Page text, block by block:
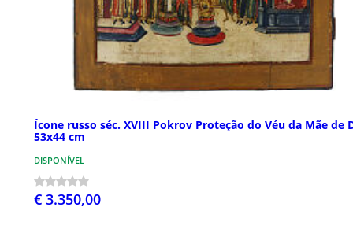
Ícone russo séc. XVIII Pokrov Proteção do Véu da Mãe de
53x44 cm
DISPONÍVEL
€ 3.350,00